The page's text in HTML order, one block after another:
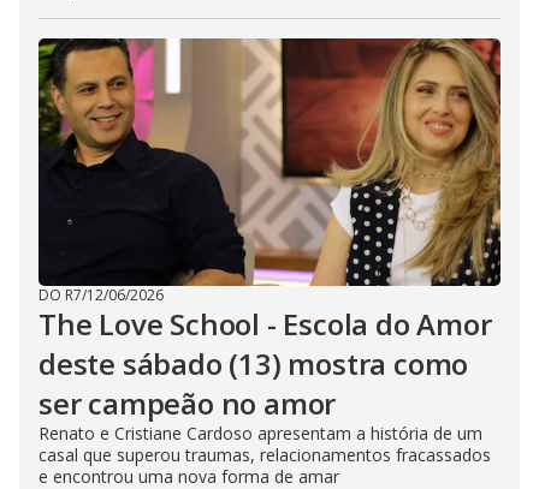
DO R7/12/06/2026
The Love School - Escola do Amor
deste sábado (13) mostra como
ser campeão no amor
Renato e Cristiane Cardoso apresentam a história de um
casal que superou traumas, relacionamentos fracassados
e encontrou uma nova forma de amar